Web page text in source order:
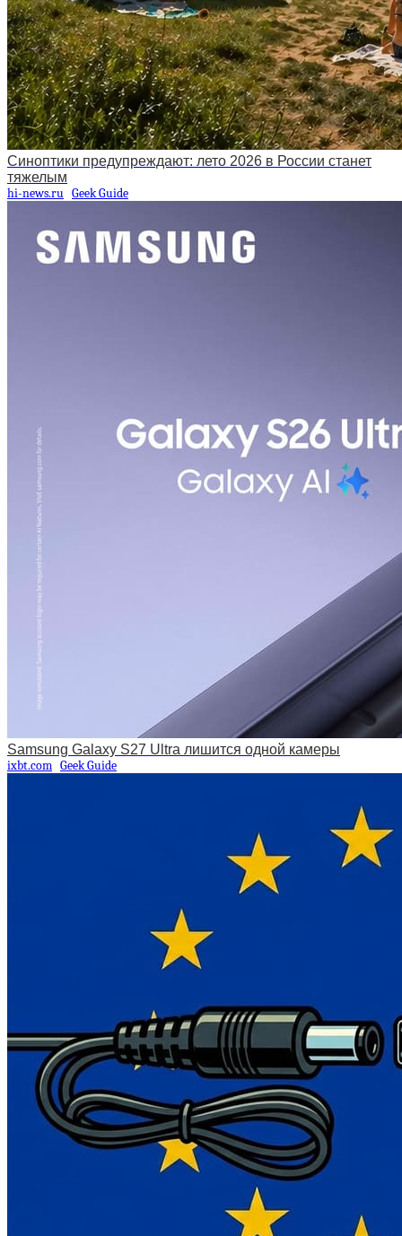
Синоптики предупреждают: лето 2026 в России станет
тяжелым
hi-news.ru Geek Guide
Samsung Galaxy S27 Ultra лишится одной камеры
ixbt.com Geek Guide